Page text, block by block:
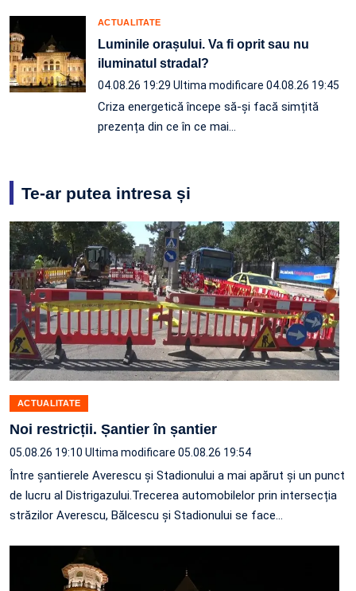
ACTUALITATE
Luminile orașului. Va fi oprit sau nu
iluminatul stradal?
04.08.26 19:29 Ultima modificare 04.08.26 19:45
Criza energetică începe să-și facă simțită
prezența din ce în ce mai…
Te-ar putea intresa și
ACTUALITATE
Noi restricții. Șantier în șantier
05.08.26 19:10 Ultima modificare 05.08.26 19:54
Între șantierele Averescu și Stadionului a mai apărut și un punct
de lucru al Distrigazului.Trecerea automobilelor prin intersecția
străzilor Averescu, Bălcescu și Stadionului se face…